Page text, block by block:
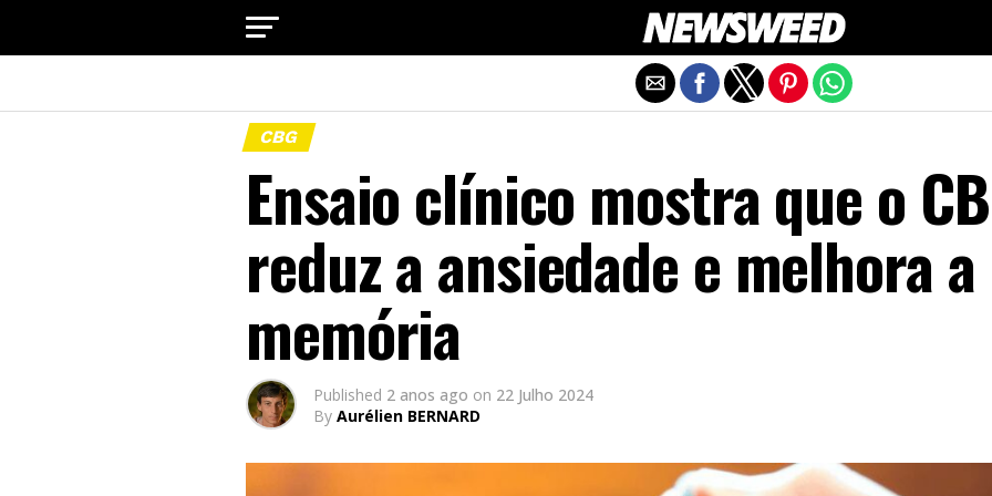
CBG
Ensaio clínico mostra que o
reduz a ansiedade e melhora a
memória
Published 2 anos ago on 22 Julho 2024
By Aurélien BERNARD
Exit mobile version